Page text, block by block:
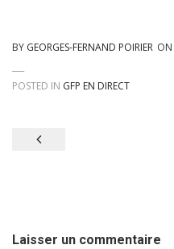
BY GEORGES-FERNAND POIRIER ON
POSTED IN GFP EN DIRECT
Navigation
Laisser un commentaire